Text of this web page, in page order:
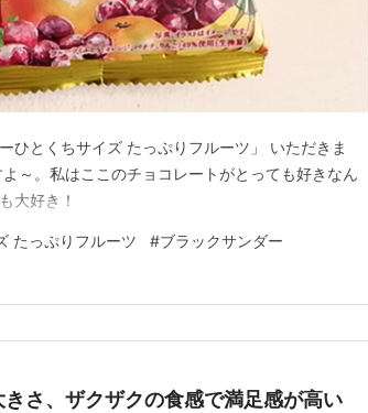
ひとくちサイズ たっぷりフルーツ」 いただきま
～。私はここのチョコレートがとっても好きなん
大好き！
たっぷりフルーツ #ブラックサンダー
きさ、ザクザクの食感で満足感が高い